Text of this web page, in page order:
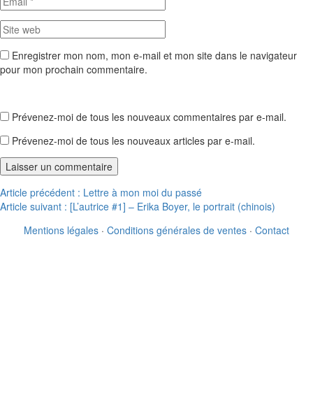
Enregistrer mon nom, mon e-mail et mon site dans le navigateur
pour mon prochain commentaire.
Prévenez-moi de tous les nouveaux commentaires par e-mail.
Prévenez-moi de tous les nouveaux articles par e-mail.
Navigation
de
l’article
Article précédent : Lettre à mon moi du passé
Article suivant : [L’autrice #1] – Erika Boyer, le portrait (chinois)
Mentions légales · Conditions générales de ventes · Contact